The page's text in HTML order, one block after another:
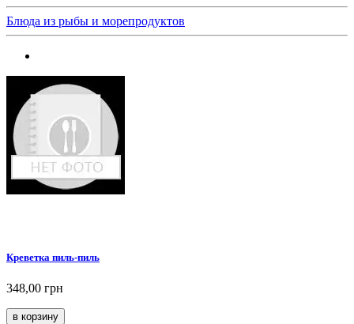
Блюда из рыбы и морепродуктов
Креветка пиль-пиль
348,00 грн